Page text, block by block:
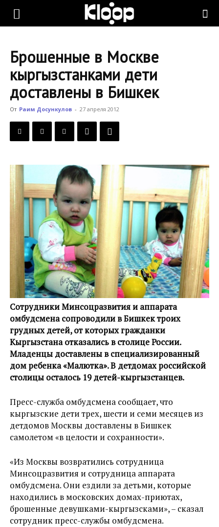
KLOOP.KG
Новости
Кыргызстана
Брошенные в Москве
кыргызстанками дети
доставлены в Бишкек
От Раим Досункулов - 27 апреля 2012
Сотрудники Минсоцразвития и аппарата
омбудсмена сопроводили в Бишкек троих
грудных детей, от которых гражданки
Кыргызстана отказались в столице России.
Младенцы доставлены в специализированный
дом ребенка «Малютка». В детдомах российской
столицы осталось 19 детей-кыргызстанцев.
Пресс-служба омбудсмена сообщает, что
кыргызские дети трех, шести и семи месяцев из
детдомов Москвы доставлены в Бишкек
самолетом «в целости и сохранности».
«Из Москвы возвратились сотрудница
Минсоцразвития и сотрудница аппарата
омбудсмена. Они ездили за детьми, которые
находились в московских домах-приютах,
брошенные девушками-кыргызсками», – сказал
сотрудник пресс-службы омбудсмена.